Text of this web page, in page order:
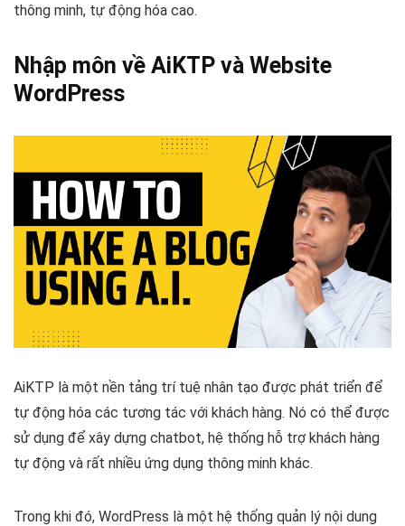
thông minh, tự động hóa cao.
Nhập môn về AiKTP và Website
WordPress
AiKTP là một nền tảng trí tuệ nhân tạo được phát triển để
tự động hóa các tương tác với khách hàng. Nó có thể được
sử dụng để xây dựng chatbot, hệ thống hỗ trợ khách hàng
tự động và rất nhiều ứng dụng thông minh khác.
Trong khi đó, WordPress là một hệ thống quản lý nội dung